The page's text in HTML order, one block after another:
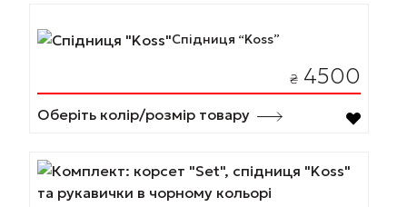
товару
Спідниця “Koss”
₴ 4500
Оберіть колір/розмір товару
товар
варіантів.
вибрати
на
Цей
товар